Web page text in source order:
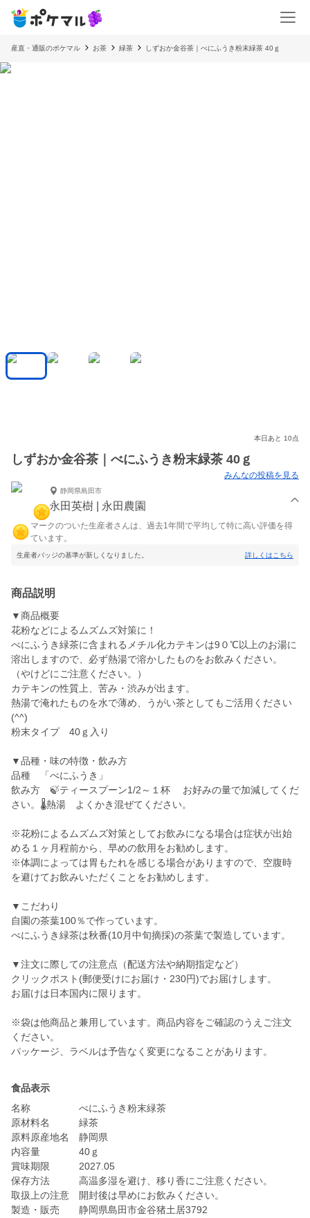
産直・通販のポケマル お茶 緑茶 しずおか金谷茶｜べにふうき粉末緑茶 40ｇ
本日あと 10点
しずおか金谷茶｜べにふうき粉末緑茶 40ｇ
みんなの投稿を見る
静岡県島田市
永田英樹 | 永田農園
マークのついた生産者さんは、過去1年間で平均して特に高い評価を得
ています。
生産者バッジの基準が新しくなりました。 詳しくはこちら
商品説明
▼商品概要
花粉などによるムズムズ対策に！
べにふうき緑茶に含まれるメチル化カテキンは9０℃以上のお湯に
溶出しますので、必ず熱湯で溶かしたものをお飲みください。
（やけどにご注意ください。）
カテキンの性質上、苦み・渋みが出ます。
熱湯で淹れたものを水で薄め、うがい茶としてもご活用ください
(^^)
粉末タイプ 40ｇ入り
▼品種・味の特徴・飲み方
品種 「べにふうき」
飲み方 🍃ティースプーン1/2～１杯 お好みの量で加減してくだ
さい。🌡熱湯 よくかき混ぜてください。
※花粉によるムズムズ対策としてお飲みになる場合は症状が出始
める１ヶ月程前から、早めの飲用をお勧めします。
※体調によっては胃もたれを感じる場合がありますので、空腹時
を避けてお飲みいただくことをお勧めします。
▼こだわり
自園の茶葉100％で作っています。
べにふうき緑茶は秋番(10月中旬摘採)の茶葉で製造しています。
▼注文に際しての注意点（配送方法や納期指定など）
クリックポスト(郵便受けにお届け・230円)でお届けします。
お届けは日本国内に限ります。
※袋は他商品と兼用しています。商品内容をご確認のうえご注文
ください。
パッケージ、ラベルは予告なく変更になることがあります。
食品表示
名称 べにふうき粉末緑茶
原材料名 緑茶
原料原産地名 静岡県
内容量 40ｇ
賞味期限 2027.05
保存方法 高温多湿を避け、移り香にご注意ください。
取扱上の注意 開封後は早めにお飲みください。
製造・販売 静岡県島田市金谷猪土居3792